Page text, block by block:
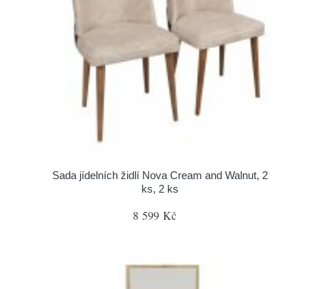
Sada jídelních židlí Nova Cream and Walnut, 2
ks, 2 ks
8 599 Kč